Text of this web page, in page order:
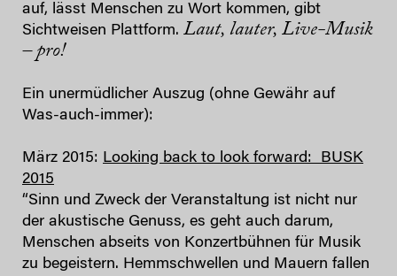
auf, lässt Menschen zu Wort kommen, gibt
Sichtweisen Plattform. Laut, lauter, Live-Musik
– pro!
Ein unermüdlicher Auszug (ohne Gewähr auf
Was-auch-immer):
März 2015: Looking back to look forward: BUSK
2015
“Sinn und Zweck der Veranstaltung ist nicht nur
der akustische Genuss, es geht auch darum,
Menschen abseits von Konzertbühnen für Musik
zu begeistern. Hemmschwellen und Mauern fallen